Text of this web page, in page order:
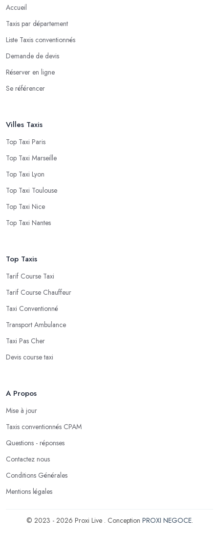
Accueil
Taxis par département
Liste Taxis conventionnés
Demande de devis
Réserver en ligne
Se référencer
Villes Taxis
Top Taxi Paris
Top Taxi Marseille
Top Taxi Lyon
Top Taxi Toulouse
Top Taxi Nice
Top Taxi Nantes
Top Taxis
Tarif Course Taxi
Tarif Course Chauffeur
Taxi Conventionné
Transport Ambulance
Taxi Pas Cher
Devis course taxi
A Propos
Mise à jour
Taxis conventionnés CPAM
Questions - réponses
Contactez nous
Conditions Générales
Mentions légales
© 2023 - 2026 Proxi Live . Conception PROXI NEGOCE.